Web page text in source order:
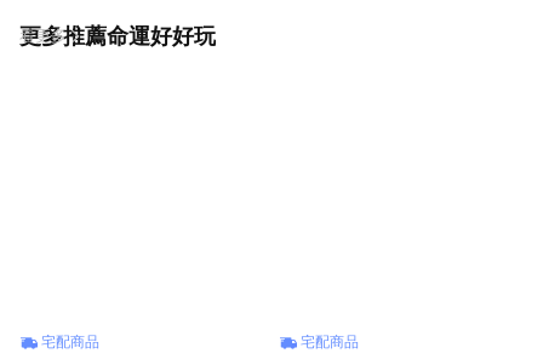
更多推薦命運好好玩
看更多
宅配商品 宅配商品